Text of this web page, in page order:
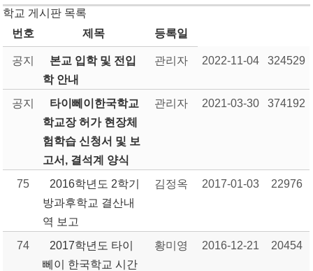
학교 게시판 목록
번호
제목 등록일
공지
본교 입학 및 전입
학 안내
관리자 2022-11-04 324529
공지
타이뻬이한국학교
학교장 허가 현장체
험학습 신청서 및 보
고서, 결석계 양식
관리자 2021-03-30 374192
75
2016학년도 2학기
방과후학교 결산내
역 보고
김정옥 2017-01-03 22976
74
2017학년도 타이
뻬이 한국학교 시간
황미영 2016-12-21 20454